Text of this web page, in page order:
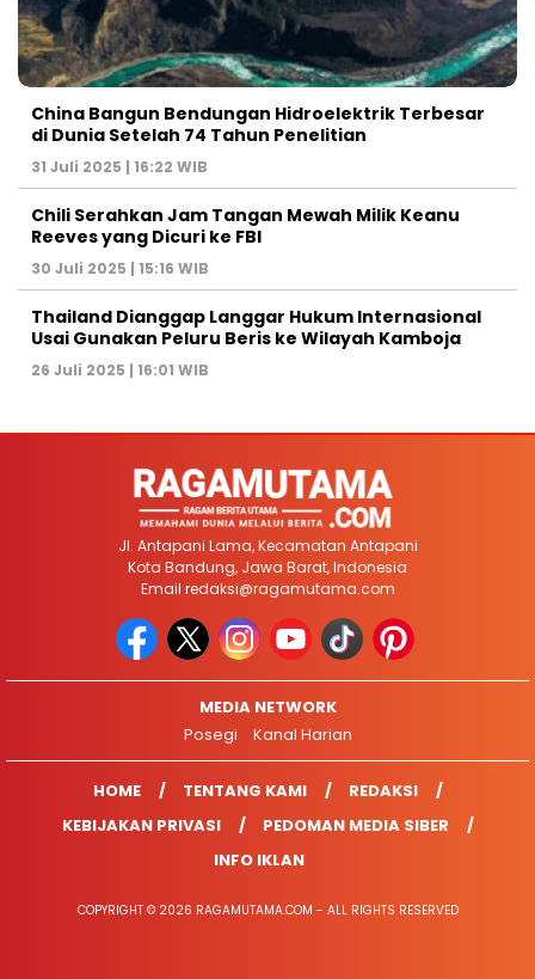
China Bangun Bendungan Hidroelektrik Terbesar
di Dunia Setelah 74 Tahun Penelitian
31 Juli 2025 | 16:22 WIB
Chili Serahkan Jam Tangan Mewah Milik Keanu
Reeves yang Dicuri ke FBI
30 Juli 2025 | 15:16 WIB
Thailand Dianggap Langgar Hukum Internasional
Usai Gunakan Peluru Beris ke Wilayah Kamboja
26 Juli 2025 | 16:01 WIB
Jl. Antapani Lama, Kecamatan Antapani
Kota Bandung, Jawa Barat, Indonesia
Email redaksi@ragamutama.com
MEDIA NETWORK
Posegi
Kanal Harian
HOME TENTANG KAMI
REDAKSI
KEBIJAKAN PRIVASI
PEDOMAN MEDIA SIBER
INFO IKLAN
COPYRIGHT © 2026 RAGAMUTAMA.COM - ALL RIGHTS RESERVED